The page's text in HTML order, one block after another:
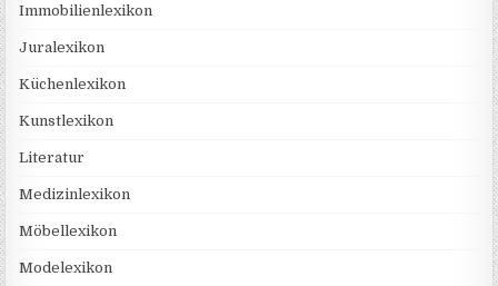
Immobilienlexikon
Juralexikon
Küchenlexikon
Kunstlexikon
Literatur
Medizinlexikon
Möbellexikon
Modelexikon